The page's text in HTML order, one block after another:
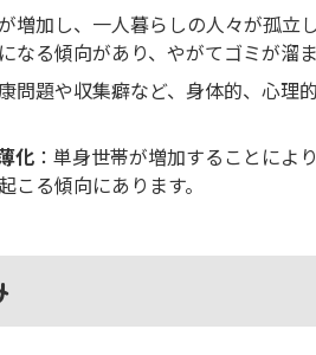
増加し、一人暮らしの人々が孤立
なる傾向があり、やがてゴミが溜
問題や収集癖など、身体的、心理
化 ：単身世帯が増加することによ
こる傾向にあります。